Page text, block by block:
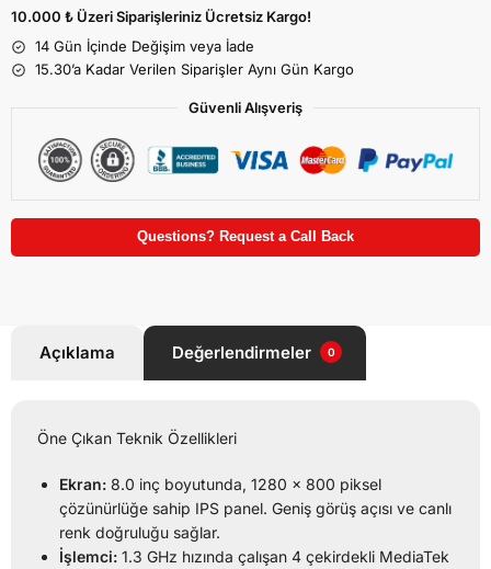
10.000 ₺ Üzeri Siparişleriniz Ücretsiz Kargo!
14 Gün İçinde Değişim veya İade
15.30’a Kadar Verilen Siparişler Aynı Gün Kargo
Güvenli Alışveriş
Questions? Request a Call Back
Açıklama Değerlendirmeler 0
Öne Çıkan Teknik Özellikleri
Ekran: 8.0 inç boyutunda, 1280 x 800 piksel
çözünürlüğe sahip IPS panel. Geniş görüş açısı ve canlı
renk doğruluğu sağlar.
İşlemci: 1.3 GHz hızında çalışan 4 çekirdekli MediaTek